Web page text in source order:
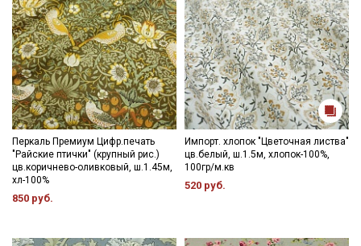
Перкаль Премиум Цифр.печать
"Райские птички" (крупный рис.)
цв.коричнево-оливковый, ш.1.45м,
хл-100%
850 руб.
Импорт. хлопок "Цветочная листва"
цв.белый, ш.1.5м, хлопок-100%,
100гр/м.кв
520 руб.